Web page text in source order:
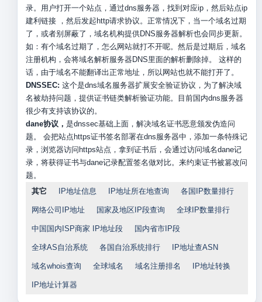
录。用户打开一个站点，通过dns服务器，找到对应ip，然后站点ip
建利链接 ，然后发起http请求协议。正常情况下，当一个域名过期
了，或者别屏蔽了，域名机构提供DNS服务器解析也会同步更新。
如：有个域名过期了，怎么网站就打不开呢。然后是过期后，域名
注册机构，会将域名解析服务器DNS里面的解析删除掉。 这样的
话，由于域名不能翻译出正常地址，所以网站也就不能打开了。
DNSSEC: 这个是dns域名服务器扩展安全验证协议，为了解决域
名被劫持问题，提供证书链类解析验证功能。目前国内dns服务器
很少有支持该协议的。
dane协议， 是dnssec基础上面，解决域名证书恶意颁发伪造问
题。 会把站点https证书签名部署在dns服务器中，添加一条特殊记
录，浏览器访问https站点，拿到证书后，会通过访问域名dane记
录，将获得证书与dane记录配置签名做对比。来约束证书被篡改问
题。
其它
IP地址信息 IP地址所在地查询 各国IP数量排行
网络公司IP地址 国家及地区IP段查询 全球IP数量排行
中国国内ISP商家 IP地址段 国内省市IP段
全球AS自治系统 各国自治系统排行 IP地址查ASN
域名whois查询 全球域名 域名注册排名 IP地址转换
IP地址计算器